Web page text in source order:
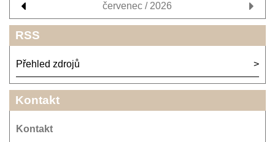
červenec / 2026
RSS
Přehled zdrojů
Kontakt
Kontakt